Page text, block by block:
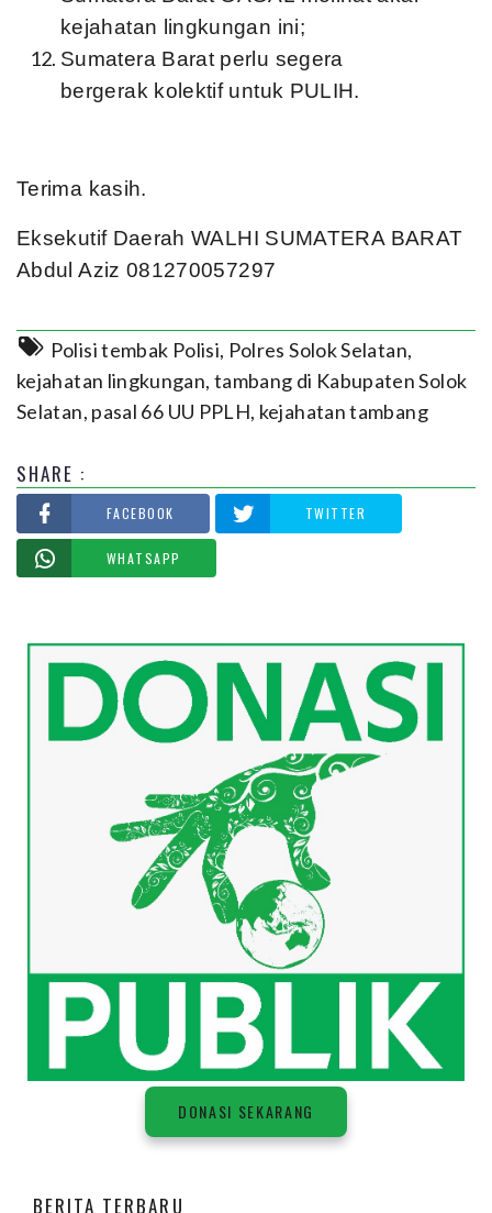
kejahatan lingkungan ini;
Sumatera Barat perlu segera
bergerak kolektif untuk PULIH.
Terima kasih.
Eksekutif Daerah WALHI SUMATERA BARAT
Abdul Aziz 081270057297
Polisi tembak Polisi, Polres Solok Selatan,
kejahatan lingkungan, tambang di Kabupaten Solok
Selatan, pasal 66 UU PPLH, kejahatan tambang
SHARE :
FACEBOOK TWITTER
WHATSAPP
DONASI SEKARANG
BERITA TERBARU